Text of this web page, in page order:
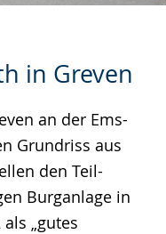
in Greven
an der Ems-
Grundriss aus
den Teil-
Burganlage in
„gutes